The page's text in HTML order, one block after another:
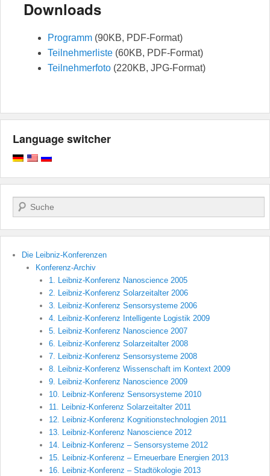
Downloads
Programm (90KB, PDF-Format)
Teilnehmerliste (60KB, PDF-Format)
Teilnehmerfoto (220KB, JPG-Format)
Language switcher
Suchen
Die Leibniz-Konferenzen
Konferenz-Archiv
1. Leibniz-Konferenz Nanoscience 2005
2. Leibniz-Konferenz Solarzeitalter 2006
3. Leibniz-Konferenz Sensorsysteme 2006
4. Leibniz-Konferenz Intelligente Logistik 2009
5. Leibniz-Konferenz Nanoscience 2007
6. Leibniz-Konferenz Solarzeitalter 2008
7. Leibniz-Konferenz Sensorsysteme 2008
8. Leibniz-Konferenz Wissenschaft im Kontext 2009
9. Leibniz-Konferenz Nanoscience 2009
10. Leibniz-Konferenz Sensorsysteme 2010
11. Leibniz-Konferenz Solarzeitalter 2011
12. Leibniz-Konferenz Kognitionstechnologien 2011
13. Leibniz-Konferenz Nanoscience 2012
14. Leibniz-Konferenz – Sensorsysteme 2012
15. Leibniz-Konferenz – Erneuerbare Energien 2013
16. Leibniz-Konferenz – Stadtökologie 2013